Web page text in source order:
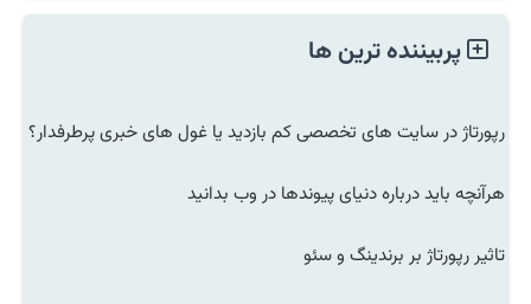
پربیننده ترین ها
رپورتاژ در سایت های تخصصی کم بازدید یا غول های خبری پرطرفدار؟
هرآنچه باید درباره دنیای پیوندها در وب بدانید
تاثیر رپورتاژ بر برندینگ و سئو